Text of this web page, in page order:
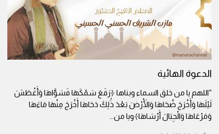
الدعوة الهائية
“اللهم يا من خلق السماء وبناها ﴿رَفَعَ سَمْكَهَا فَسَوَّاهَا وَأَغْطَشَ
لَيْلَهَا وَأَخْرَجَ ضُحَاهَا وَالْأَرْضَ بَعْدَ ذَٰلِكَ دَحَاهَا أَخْرَجَ مِنْهَا مَاءَهَا
وَمَرْعَاهَا وَالْجِبَالَ أَرْسَاهَا﴾ويا من...